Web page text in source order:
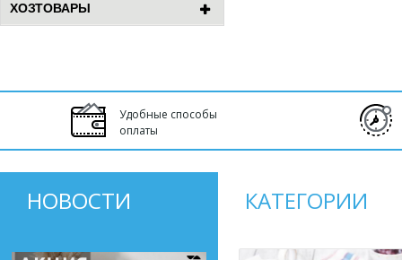
ХОЗТОВАРЫ
Удобные способы
оплаты
НОВОСТИ КАТЕГОРИИ